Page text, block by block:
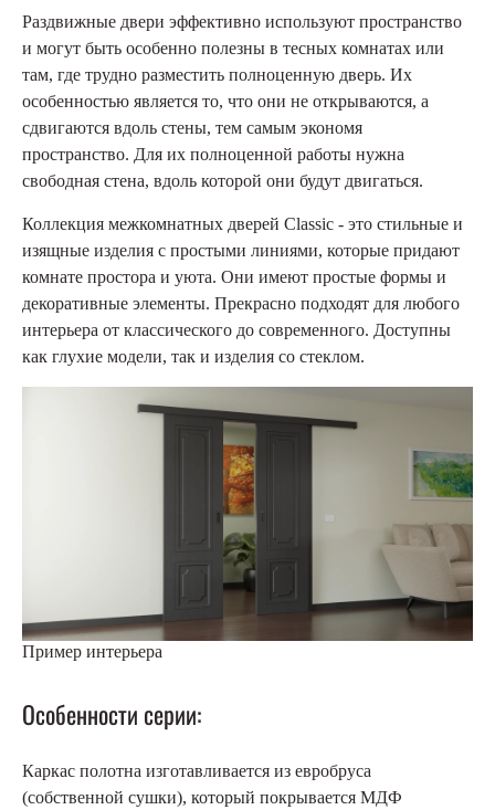
Раздвижные двери эффективно используют пространство
и могут быть особенно полезны в тесных комнатах или
там, где трудно разместить полноценную дверь. Их
особенностью является то, что они не открываются, а
сдвигаются вдоль стены, тем самым экономя
пространство. Для их полноценной работы нужна
свободная стена, вдоль которой они будут двигаться.
Коллекция межкомнатных дверей Classic - это стильные и
изящные изделия с простыми линиями, которые придают
комнате простора и уюта. Они имеют простые формы и
декоративные элементы. Прекрасно подходят для любого
интерьера от классического до современного. Доступны
как глухие модели, так и изделия со стеклом.
Пример интерьера
Особенности серии:
Каркас полотна изготавливается из евробруса
(собственной сушки), который покрывается МДФ